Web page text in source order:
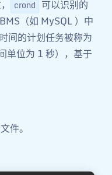
crond 可以识别的
（如 MySQL ）中
间的计划任务被称为
单位为 1 秒），基于
件。